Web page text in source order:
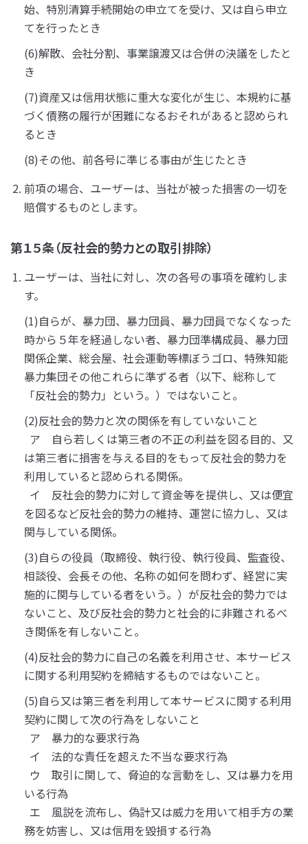
始、特別清算手続開始の申立てを受け、又は自ら申立
てを行ったとき
(6)解散、会社分割、事業譲渡又は合併の決議をしたと
き
(7)資産又は信用状態に重大な変化が生じ、本規約に基
づく債務の履行が困難になるおそれがあると認められ
るとき
(8)その他、前各号に準じる事由が生じたとき
前項の場合、ユーザーは、当社が被った損害の一切を
賠償するものとします。
第１５条（反社会的勢力との取引排除）
ユーザーは、当社に対し、次の各号の事項を確約しま
す。
(1)自らが、暴力団、暴力団員、暴力団員でなくなった
時から５年を経過しない者、暴力団準構成員、暴力団
関係企業、総会屋、社会運動等標ぼうゴロ、特殊知能
暴力集団その他これらに準ずる者（以下、総称して
「反社会的勢力」という。）ではないこと。
(2)反社会的勢力と次の関係を有していないこと
ア 自ら若しくは第三者の不正の利益を図る目的、又
は第三者に損害を与える目的をもって反社会的勢力を
利用していると認められる関係。
イ 反社会的勢力に対して資金等を提供し、又は便宜
を図るなど反社会的勢力の維持、運営に協力し、又は
関与している関係。
(3)自らの役員（取締役、執行役、執行役員、監査役、
相談役、会長その他、名称の如何を問わず、経営に実
施的に関与している者をいう。）が反社会的勢力では
ないこと、及び反社会的勢力と社会的に非難されるべ
き関係を有しないこと。
(4)反社会的勢力に自己の名義を利用させ、本サービス
に関する利用契約を締結するものではないこと。
(5)自ら又は第三者を利用して本サービスに関する利用
契約に関して次の行為をしないこと
ア 暴力的な要求行為
イ 法的な責任を超えた不当な要求行為
ウ 取引に関して、脅迫的な言動をし、又は暴力を用
いる行為
エ 風説を流布し、偽計又は威力を用いて相手方の業
務を妨害し、又は信用を毀損する行為